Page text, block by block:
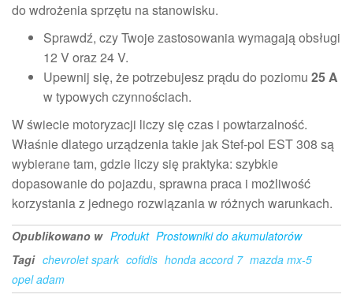
do wdrożenia sprzętu na stanowisku.
Sprawdź, czy Twoje zastosowania wymagają obsługi
12 V oraz 24 V.
Upewnij się, że potrzebujesz prądu do poziomu 25 A
w typowych czynnościach.
W świecie motoryzacji liczy się czas i powtarzalność.
Właśnie dlatego urządzenia takie jak Stef-pol EST 308 są
wybierane tam, gdzie liczy się praktyka: szybkie
dopasowanie do pojazdu, sprawna praca i możliwość
korzystania z jednego rozwiązania w różnych warunkach.
Opublikowano w Produkt Prostowniki do akumulatorów
Tagi chevrolet spark cofidis honda accord 7 mazda mx-5
opel adam